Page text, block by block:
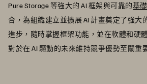
Pure Storage 等強大的 AI 框架與可靠的基
合，為組織建立並擴展 AI 計畫奠定了強大
進步，隨時掌握框架功能，並在軟體和硬
對於在 AI 驅動的未來維持競爭優勢至關重